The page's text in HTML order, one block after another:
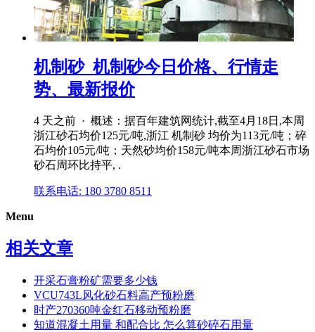
机制砂_机制砂今日价格、行情走
势、最新报价
4 天之前 · 概述：据百年建筑网统计,截至4月18日,本周
浙江砂石均价125元/吨,浙江 机制砂 均价为113元/吨；碎
石均价105元/吨；天然砂均价158元/吨本周浙江砂石市场
砂石周环比持平, .
联系电话: 180 3780 8511
Menu
相关文章
开采石膏粉矿需要多少钱
VCU743L风化砂石料高产预粉磨
时产270360吨金红石移动预粉磨
知道混凝土用量 和配合比 怎么算砂碎石用量